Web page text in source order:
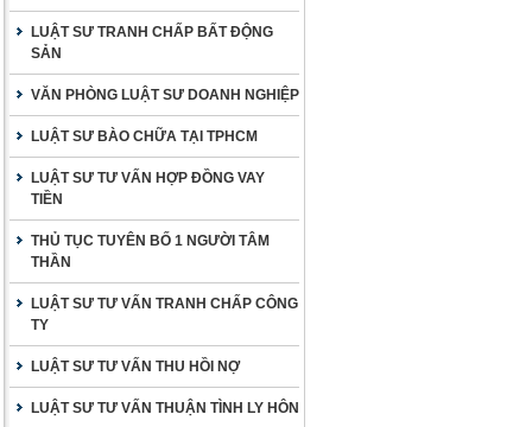
LUẬT SƯ TRANH CHẤP BẤT ĐỘNG
SẢN
VĂN PHÒNG LUẬT SƯ DOANH NGHIỆP
LUẬT SƯ BÀO CHỮA TẠI TPHCM
LUẬT SƯ TƯ VẤN HỢP ĐỒNG VAY
TIỀN
THỦ TỤC TUYÊN BỐ 1 NGƯỜI TÂM
THẦN
LUẬT SƯ TƯ VẤN TRANH CHẤP CÔNG
TY
LUẬT SƯ TƯ VẤN THU HỒI NỢ
LUẬT SƯ TƯ VẤN THUẬN TÌNH LY HÔN